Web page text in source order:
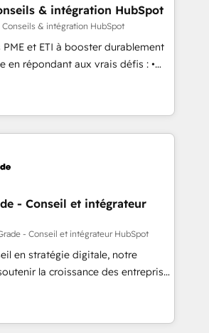
operating model, delivering
consulting teams in the UK, USA,
France, Belgium, Singapore, and
and 175+ employees.
& intégration HubSpot
& intégration HubSpot
et ETI à booster durablement
en répondant aux vrais défis : •
avec d’autres outils (ERP,
• Amélioration de la
des données pour des
Notre équipe de 30
total, alignant processus
et guidant vos équipes à
tout en centrant vos objectifs
400 clients, nous comprenons
Pour toute
ou besoin de structuration de
- Conseil et intégrateur
- Conseil et intégrateur HubSpot
en stratégie digitale, notre
la croissance des entreprises
de nouveaux clients,
et le développement des revenus
existants. En France et à